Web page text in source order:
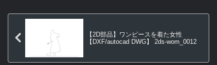
【2D部品】ワンピースを着た女性
【DXF/autocad DWG】 2ds-wom_0012